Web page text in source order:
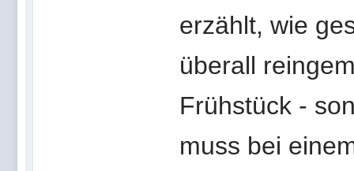
erzählt, wie
überall
Frühstück -
muss bei